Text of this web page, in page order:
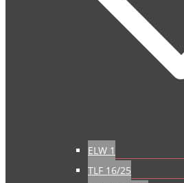
ELW 1
TLF 16/25